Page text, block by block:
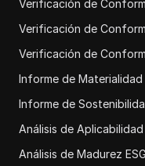
Verificación de
Verificación de
Verificación de
Informe de Materialidad
Informe de
Análisis de
Análisis de Madurez ESG